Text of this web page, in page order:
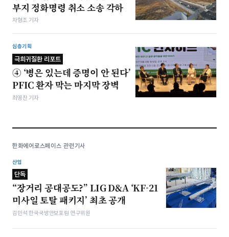
부지 정화명령 취소 소송 각하
차형조 기자
심층기획
극희귀질환 리포트
④ ‘병은 있는데 증명이 안 된다’
PFIC 환자 막는 마지막 장벽
최영찬 기자
한화에어로스페이스 관련기사
산업
단독
“장거리 공대공도?” LIG D&A ‘KF-21
미사일 토탈 패키지’ 최초 공개
김민석 한국국방안보포럼 연구위원